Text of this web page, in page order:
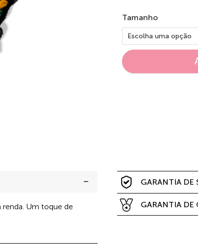
Tamanho
Um toque de
GARANTIA DE
GARANTIA DE